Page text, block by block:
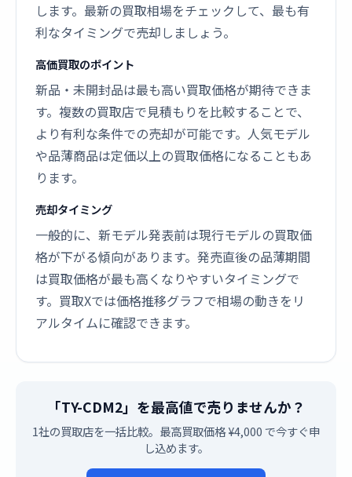
します。最新の買取相場をチェックして、最も有
利なタイミングで売却しましょう。
高価買取のポイント
新品・未開封品は最も高い買取価格が期待できま
す。複数の買取店で見積もりを比較することで、
より有利な条件での売却が可能です。人気モデル
や品薄商品は定価以上の買取価格になることもあ
ります。
売却タイミング
一般的に、新モデル発表前は現行モデルの買取価
格が下がる傾向があります。発売直後の品薄期間
は買取価格が最も高くなりやすいタイミングで
す。買取Xでは価格推移グラフで相場の動きをリ
アルタイムに確認できます。
「TY-CDM2」を最高値で売りませんか？
1社の買取店を一括比較。最高買取価格 ¥4,000 で今すぐ申
し込めます。